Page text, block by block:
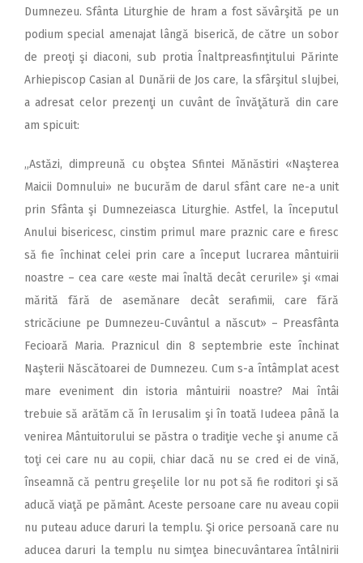
Dumnezeu. Sfânta Liturghie de hram a fost săvârşită pe un
podium special amenajat lângă biserică, de către un sobor
de preoţi şi diaconi, sub protia Înaltpreasfinţitului Părinte
Arhiepiscop Casian al Dunării de Jos care, la sfârşitul slujbei,
a adresat celor prezenţi un cuvânt de învăţătură din care
am spicuit:
„Astăzi, dimpreună cu obştea Sfintei Mănăstiri «Naşterea
Maicii Domnului» ne bucurăm de darul sfânt care ne-a unit
prin Sfânta şi Dumnezeiasca Liturghie. Astfel, la începutul
Anului bisericesc, cinstim primul mare praznic care e firesc
să fie închinat celei prin care a început lucrarea mântuirii
noastre – cea care «este mai înaltă decât cerurile» şi «mai
mărită fără de asemănare decât serafimii, care fără
stricăciune pe Dumnezeu-Cuvântul a născut» – Preasfânta
Fecioară Maria. Praznicul din 8 septembrie este închinat
Naşterii Născătoarei de Dumnezeu. Cum s-a întâmplat acest
mare eveniment din istoria mântuirii noastre? Mai întâi
trebuie să arătăm că în Ierusalim şi în toată Iudeea până la
venirea Mântuitorului se păstra o tradiţie veche şi anume că
toţi cei care nu au copii, chiar dacă nu se cred ei de vină,
înseamnă că pentru greşelile lor nu pot să fie roditori şi să
aducă viaţă pe pământ. Aceste persoane care nu aveau copii
nu puteau aduce daruri la templu. Şi orice persoană care nu
aducea daruri la templu nu simţea binecuvântarea întâlnirii